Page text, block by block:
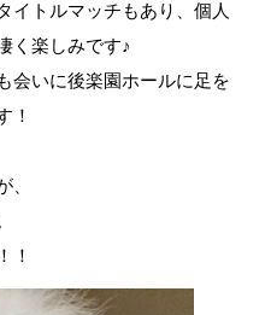
イトルマッチもあり、個人
く楽しみです♪
会いに後楽園ホールに足を
！
、
！